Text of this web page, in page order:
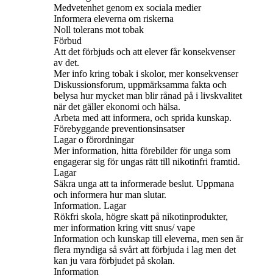
Medvetenhet genom ex sociala medier
Informera eleverna om riskerna
Noll tolerans mot tobak
Förbud
Att det förbjuds och att elever får konsekvenser
av det.
Mer info kring tobak i skolor, mer konsekvenser
Diskussionsforum, uppmärksamma fakta och
belysa hur mycket man blir rånad på i livskvalitet
när det gäller ekonomi och hälsa.
Arbeta med att informera, och sprida kunskap.
Förebyggande preventionsinsatser
Lagar o förordningar
Mer information, hitta förebilder för unga som
engagerar sig för ungas rätt till nikotinfri framtid.
Lagar
Säkra unga att ta informerade beslut. Uppmana
och informera hur man slutar.
Information. Lagar
Rökfri skola, högre skatt på nikotinprodukter,
mer information kring vitt snus/ vape
Information och kunskap till eleverna, men sen är
flera myndiga så svårt att förbjuda i lag men det
kan ju vara förbjudet på skolan.
Information